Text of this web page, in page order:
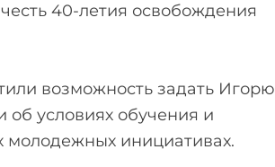
40-летия освобождения
возможность задать Игорю
об условиях обучения и
молодежных инициативах.